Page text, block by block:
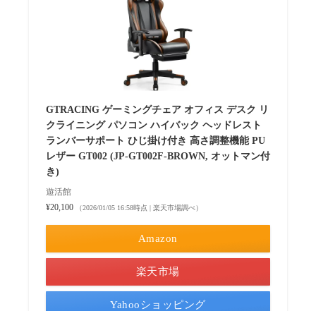
GTRACING ゲーミングチェア オフィス デスク リ
クライニング パソコン ハイバック ヘッドレスト
ランバーサポート ひじ掛け付き 高さ調整機能 PU
レザー GT002 (JP-GT002F-BROWN, オットマン付
き)
遊活館
¥20,100
（2026/01/05 16:58時点 | 楽天市場調べ）
Amazon
楽天市場
Yahooショッピング